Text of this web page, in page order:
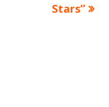
Stars”